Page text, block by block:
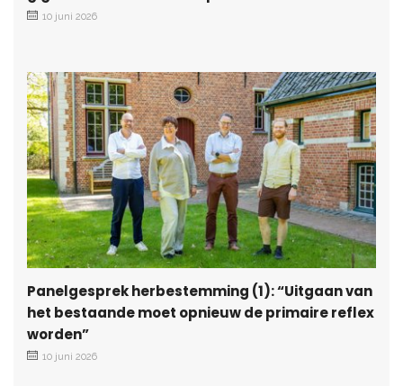
10 juni 2026
Panelgesprek herbestemming (1): “Uitgaan van
het bestaande moet opnieuw de primaire reflex
worden”
10 juni 2026